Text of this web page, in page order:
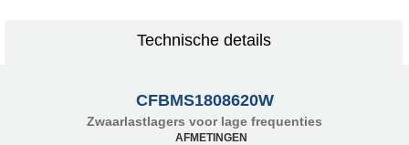
Technische details
CFBMS1808620W
Zwaarlastlagers voor lage frequenties
AFMETINGEN